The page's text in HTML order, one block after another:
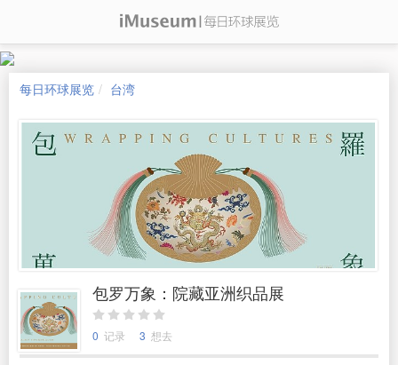
每日环球展览 台湾
包罗万象：院藏亚洲织品展
0 记录 3 想去